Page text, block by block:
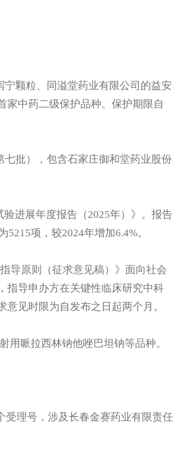
颗粒、同溢堂药业有限公司的益安
家中药二级保护品种。保护期限自
批），包含石家庄御和堂药业股份
进展年度报告（2025年）》。报告
项，较2024年增加6.4%。
导原则（征求意见稿）》面向社会
指导申办方在关键性临床研究中科
见时限为自发布之日起两个月。
用哌拉西林钠他唑巴坦钠等品种。
受理号，涉及长春金赛药业有限责任